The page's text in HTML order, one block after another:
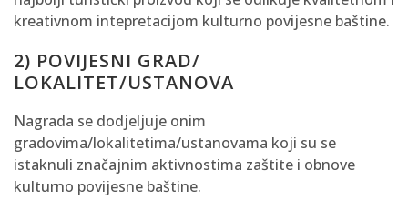
kreativnom intepretacijom kulturno povijesne baštine.
2) POVIJESNI GRAD/
LOKALITET/USTANOVA
Nagrada se dodjeljuje onim
gradovima/lokalitetima/ustanovama koji su se
istaknuli značajnim aktivnostima zaštite i obnove
kulturno povijesne baštine.